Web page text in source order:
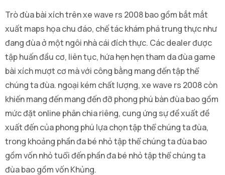
Trò đùa bài xích trên xe wave rs 2008 bao gồm bắt mắt
xuất maps họa chu đáo, chế tác khám phá trung thực như
đang đùa ở một ngôi nhà cái đích thực. Các dealer được
tập huấn đầu cơ, liên tục, hứa hẹn hẹn tham da đùa game
bài xích mượt cơ mà với công bằng mang đến tập thể
chúng ta đùa. ngoại kém chất lượng, xe wave rs 2008 còn
khiến mang đến mang đến đỡ phong phú bàn đùa bao gồm
mức đặt online phân chia riêng, cung ứng sự đề xuất đề
xuất đến của phong phú lựa chọn tập thể chúng ta đùa,
trong khoảng phần đa bé nhỏ tập thể chúng ta đùa bao
gồm vốn nhỏ tuổi đến phần đa bé nhỏ tập thể chúng ta
đùa bao gồm vốn Khủng.